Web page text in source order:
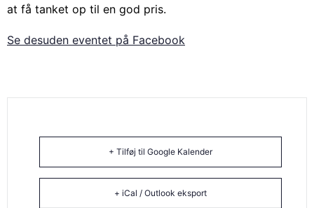
at få tanket op til en god pris.
Se desuden eventet på Facebook
+ Tilføj til Google Kalender
+ iCal / Outlook eksport